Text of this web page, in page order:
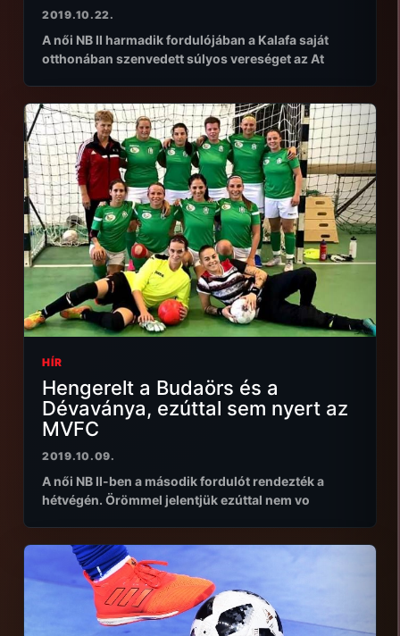
2019.10.22.
A női NB II harmadik fordulójában a Kalafa saját
otthonában szenvedett súlyos vereséget az At
HÍR
Hengerelt a Budaörs és a
Dévaványa, ezúttal sem nyert az
MVFC
2019.10.09.
A női NB II-ben a második fordulót rendezték a
hétvégén. Örömmel jelentjük ezúttal nem vo